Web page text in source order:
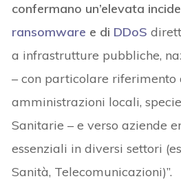
confermano un’elevata
ransomware e di DDoS
a infrastrutture pubbliche,
– con particolare riferimento
amministrazioni locali,
Sanitarie – e verso aziende
essenziali in diversi settori
Sanità, Telecomunicazioni)”.